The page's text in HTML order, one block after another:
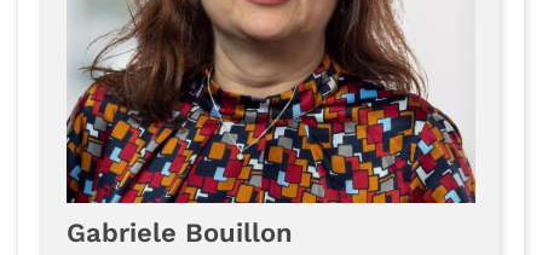
Gabriele Bouillon